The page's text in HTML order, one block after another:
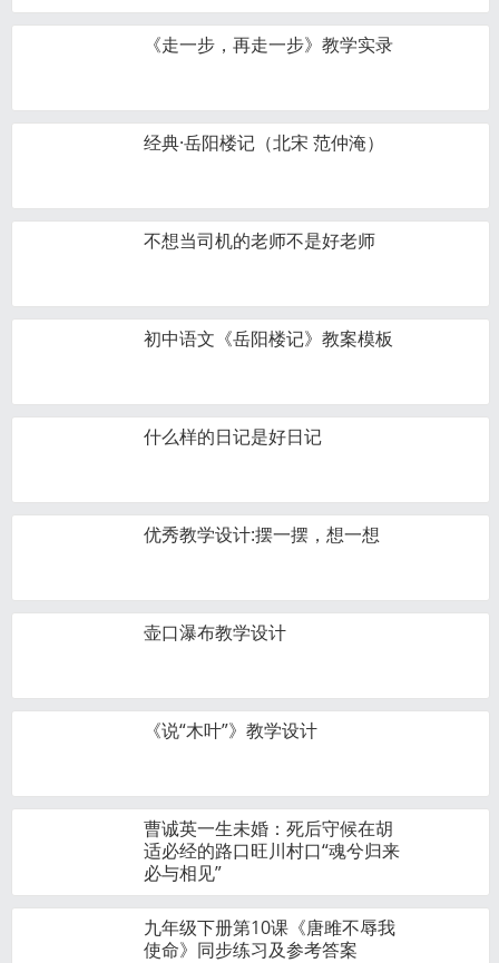
《走一步，再走一步》教学实录
经典·岳阳楼记（北宋 范仲淹）
不想当司机的老师不是好老师
初中语文《岳阳楼记》教案模板
什么样的日记是好日记
优秀教学设计:摆一摆，想一想
壶口瀑布教学设计
《说“木叶”》教学设计
曹诚英一生未婚：死后守候在胡
适必经的路口旺川村口“魂兮归来
必与相见”
九年级下册第10课《唐雎不辱我
使命》同步练习及参考答案